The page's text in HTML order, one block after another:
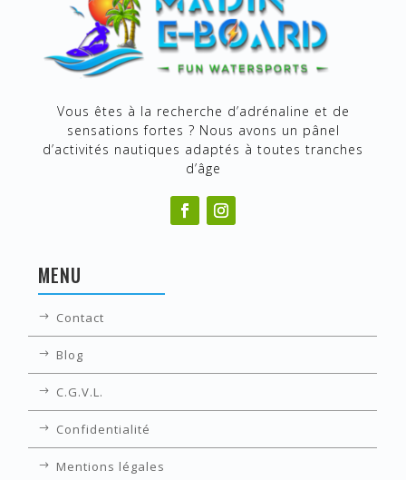
Vous êtes à la recherche d’adrénaline et de
sensations fortes ? Nous avons un pânel
d’activités nautiques adaptés à toutes tranches
d’âge
MENU
Contact
Blog
C.G.V.L.
Confidentialité
Mentions légales